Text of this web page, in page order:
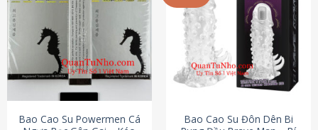
biến
thể.
Các
tùy
chọn
có
chọn
Bao Cao Su Powermen Cá
Bao Cao Su Đôn Dên Bi